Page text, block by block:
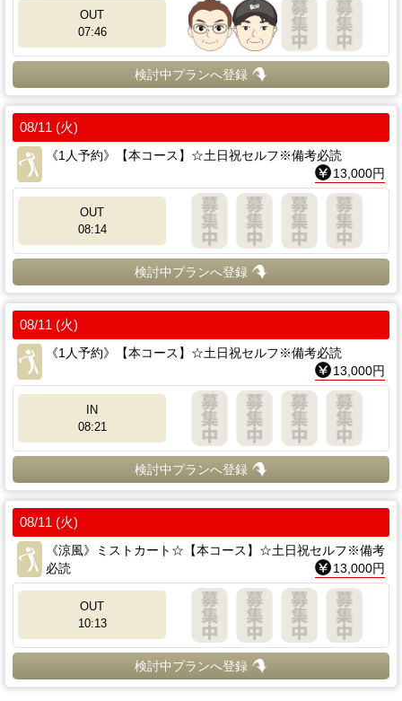
OUT
07:46
検討中プランへ登録
08/11 (火)
《1人予約》【本コース】☆土日祝セルフ※備考必読
13,000円
OUT
08:14
検討中プランへ登録
08/11 (火)
《1人予約》【本コース】☆土日祝セルフ※備考必読
13,000円
IN
08:21
検討中プランへ登録
08/11 (火)
《涼風》ミストカート☆【本コース】☆土日祝セルフ※備考
必読
13,000円
OUT
10:13
検討中プランへ登録